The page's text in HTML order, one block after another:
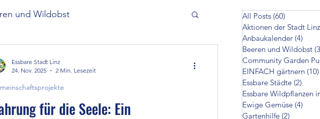
und Wildobst
für die Seele: Ein
Essbare Stadt Linz
24. Nov. 2025
2 Min. Lesezeit
All Posts (60)
Aktionen der Stadt Linz
Anbaukalender (4)
Beeren und Wildobst
EINFACH gärtnern (10)
Essbare Städte (2)
Essbare Wildpflanzen
Ewige Gemüse (4)
Gartenhilfe (2)